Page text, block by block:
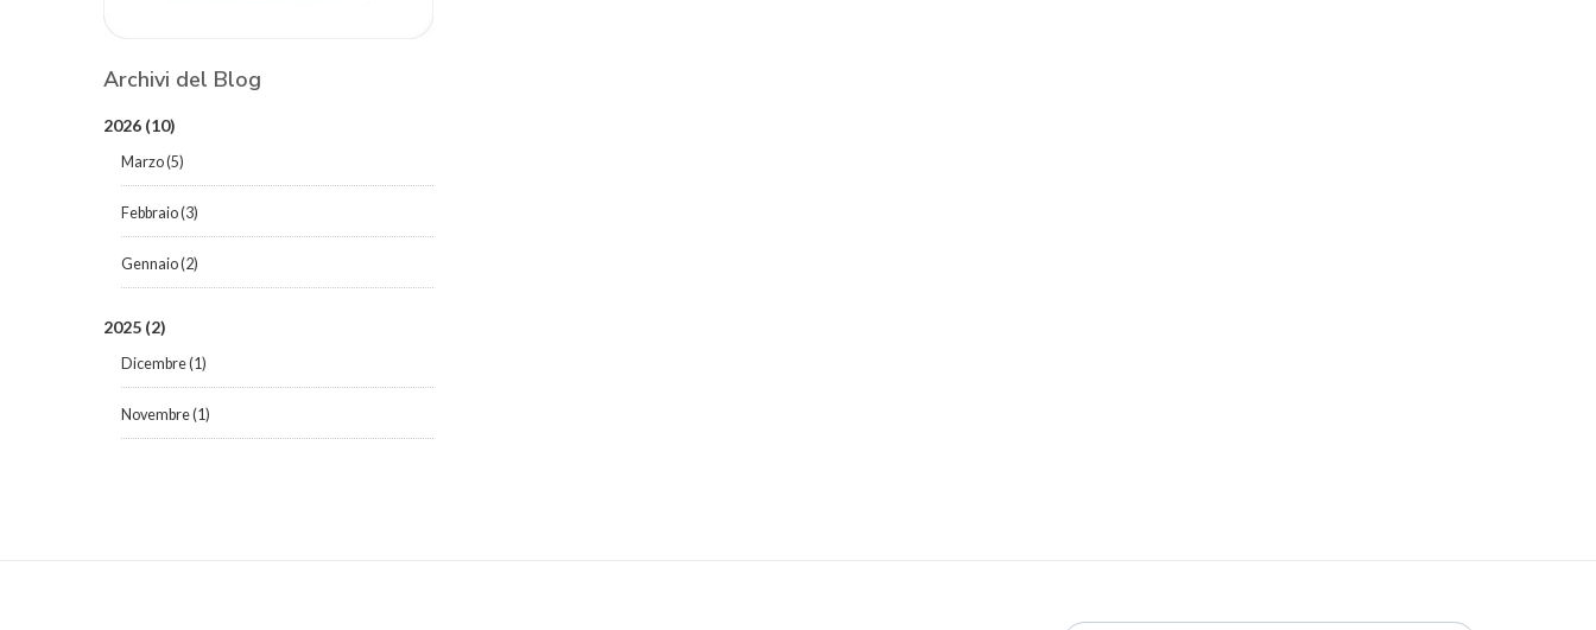
Archivi del Blog
2026 (10)
Marzo(5)
Febbraio(3)
Gennaio(2)
2025 (2)
Dicembre(1)
Novembre(1)